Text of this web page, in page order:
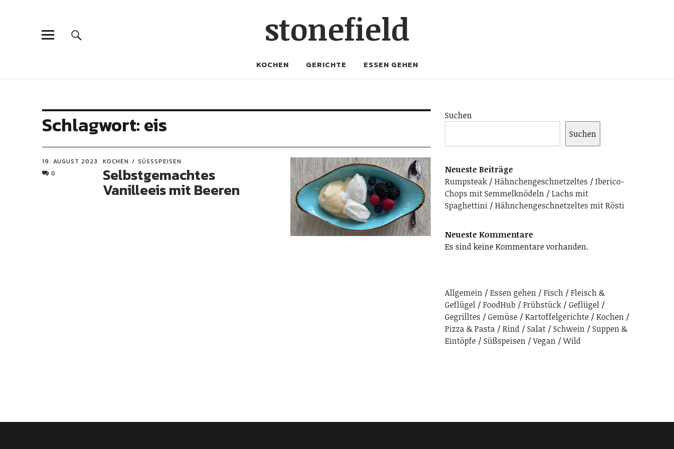
stonefield
KOCHEN GERICHTE ESSEN GEHEN
Schlagwort:eis
19. AUGUST 2023
0
KOCHEN SÜSSSPEISEN
Selbstgemachtes
Vanilleeis mit Beeren
Suchen
Suchen
Neueste Beiträge
Rumpsteak
Hähnchengeschnetzeltes
Iberico-
Chops mit Semmelknödeln
Lachs mit
Spaghettini
Hähnchengeschnetzeltes mit Rösti
Neueste Kommentare
Es sind keine Kommentare vorhanden.
Allgemein Essen gehen Fisch
Fleisch &
Geflügel
FoodHub Frühstück
Geflügel
Gegrilltes
Gemüse Kartoffelgerichte
Kochen
Pizza & Pasta
Rind Salat Schwein
Suppen &
Eintöpfe
Süßspeisen Vegan Wild